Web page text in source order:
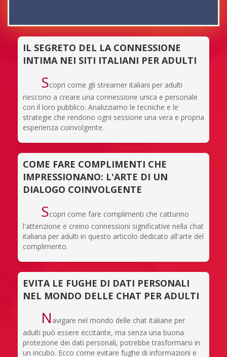
IL SEGRETO DEL LA CONNESSIONE
INTIMA NEI SITI ITALIANI PER ADULTI
Scopri come gli streamer italiani per adulti
riescono a creare una connessione unica e personale
con il loro pubblico. Analizziamo le tecniche e le
strategie che rendono ogni sessione una vera e propria
esperienza coinvolgente.
COME FARE COMPLIMENTI CHE
IMPRESSIONANO: L'ARTE DI UN
DIALOGO COINVOLGENTE
Scopri come fare complimenti che catturino
l'attenzione e creino connessioni significative nella chat
italiana per adulti in questo articolo dedicato all'arte del
complimento.
EVITA LE FUGHE DI DATI PERSONALI
NEL MONDO DELLE CHAT PER ADULTI
N avigare nel mondo delle chat italiane per
adulti può essere eccitante, ma senza una buona
protezione dei dati personali, potrebbe trasformarsi in
un incubo. Ecco come evitare fughe di informazioni e